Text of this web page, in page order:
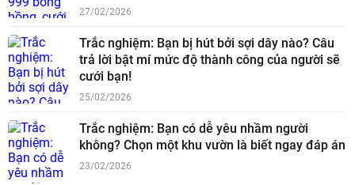
27/02/2026
Trắc nghiệm: Bạn bị hút bởi sợi dây nào? Câu
trả lời bật mí mức độ thành công của người sẽ
cưới bạn!
25/02/2026
Trắc nghiệm: Bạn có dễ yêu nhầm người
không? Chọn một khu vườn là biết ngay đáp án
23/02/2026